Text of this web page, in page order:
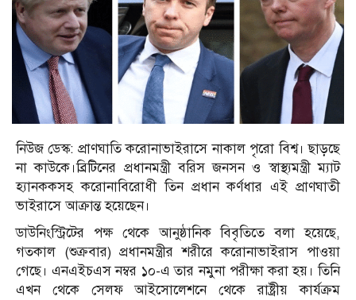
নিউজ ডেস্ক: প্রাণঘাতি করোনাভাইরাসে নাকাল পৃরো বিশ্ব। ছাড়ছে
না কাউকে।ব্রিটিনের প্রধানমন্ত্রী বরিস জনসন ও স্বাস্থ্যমন্ত্রী ম্যাট
হ্যানককসহ করোনাবিরোধী তিন প্রধান কর্ণধার এই প্রাণঘাতী
ভাইরাসে আক্রান্ত হয়েছেন।
ডাউনিংস্ট্রিটের পক্ষ থেকে আনুষ্ঠানিক বিবৃতিতে বলা হয়েছে,
গতকাল (শুক্রবার) প্রধানমন্ত্রীর শরীরে করোনাভাইরাস পাওয়া
গেছে। এনএইচএস নম্বর ১০-এ তার নমুনা পরীক্ষা করা হয়। তিনি
এখন থেকে সেলফ আইসোলেশনে থেকে রাষ্ট্রীয় কার্যক্রম